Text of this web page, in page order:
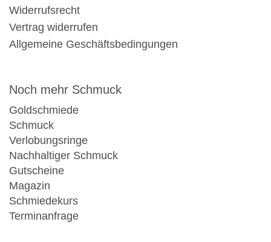
Widerrufsrecht
Vertrag widerrufen
Allgemeine Geschäftsbedingungen
Noch mehr Schmuck
Goldschmiede
Schmuck
Verlobungsringe
Nachhaltiger Schmuck
Gutscheine
Magazin
Schmiedekurs
Terminanfrage